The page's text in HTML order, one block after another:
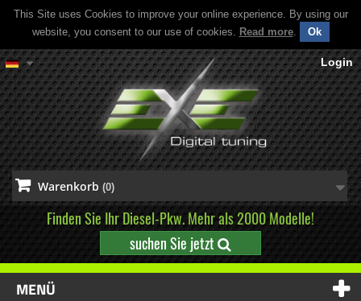
This Site uses Cookies to improve your online experience. By using our
website, you consent to our use of cookies. Read more. Ok
Login
Warenkorb (0)
Finden Sie Ihr Diesel-Pkw. Mehr als 2000 Modelle!
suchen Sie jetzt
MENÜ